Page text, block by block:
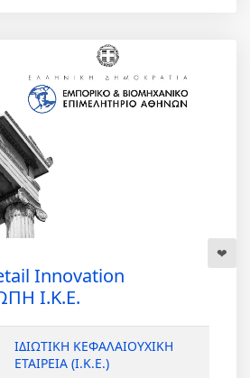
Innovation
Ι.Κ.Ε.
ΙΔΙΩΤΙΚΗ ΚΕΦΑΛΑΙΟΥΧΙΚΗ
ΕΤΑΙΡΕΙΑ (Ι.Κ.Ε.)